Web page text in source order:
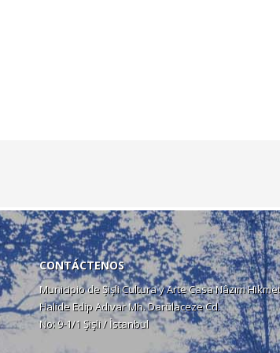
CONTÁCTENOS
Municipio de Şişli Cultura y Arte Casa Nâzım Hikmet
Halide Edip Adıvar Mh. Darülaceze Cd.
No: 9-1/1 Şişli / İstanbul